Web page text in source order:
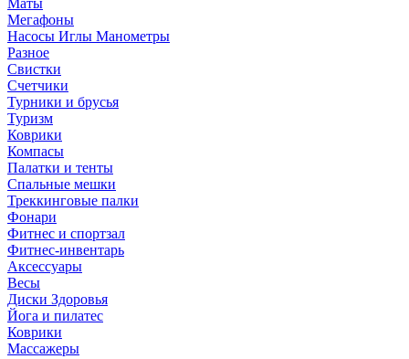
Маты
Мегафоны
Насосы Иглы Манометры
Разное
Свистки
Счетчики
Турники и брусья
Туризм
Коврики
Компасы
Палатки и тенты
Спальные мешки
Треккинговые палки
Фонари
Фитнес и спортзал
Фитнес-инвентарь
Аксессуары
Весы
Диски Здоровья
Йога и пилатес
Коврики
Массажеры